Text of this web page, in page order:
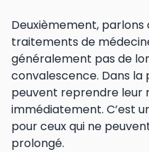
Deuxièmement, parlons
traitements de
généralement pas de
convalescence. Dans
peuvent reprendre leur
immédiatement. C’est
pour ceux qui ne
prolongé.